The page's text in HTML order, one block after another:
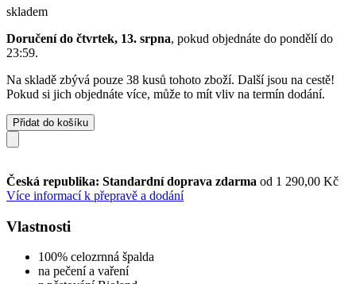
skladem
Doručení do čtvrtek, 13. srpna, pokud objednáte do pondělí do
23:59.
Na skladě zbývá pouze 38 kusů tohoto zboží. Další jsou na cestě!
Pokud si jich objednáte více, může to mít vliv na termín dodání.
Přidat do košíku
Česká republika: Standardní doprava zdarma od 1 290,00 Kč
Více informací k přepravě a dodání
Vlastnosti
100% celozrnná špalda
na pečení a vaření